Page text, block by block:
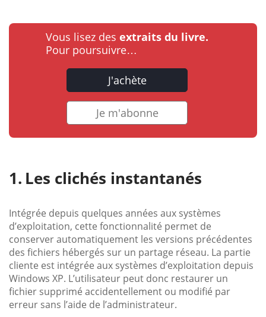
Vous lisez des extraits du livre.
Pour poursuivre…
J'achète
Je m'abonne
Les clichés instantanés
Intégrée depuis quelques années aux systèmes
d’exploitation, cette fonctionnalité permet de
conserver automatiquement les versions précédentes
des fichiers hébergés sur un partage réseau. La partie
cliente est intégrée aux systèmes d’exploitation depuis
Windows XP. L’utilisateur peut donc restaurer un
fichier supprimé accidentellement ou modifié par
erreur sans l’aide de l’administrateur.